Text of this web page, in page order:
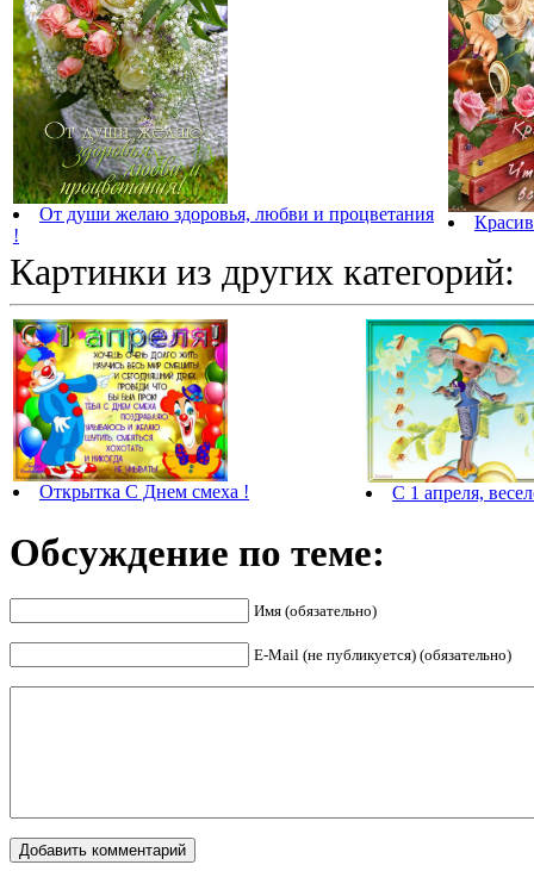
От души желаю здоровья, любви и процветания
!
Картинки из других категорий:
Открытка С Днем смеха ! С 1 апреля,
Обсуждение по теме:
Имя (обязательно)
E-Mail (не публикуется) (обязательно)